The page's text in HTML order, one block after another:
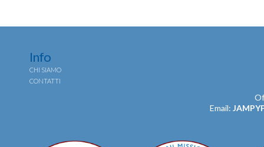
Info
CHI SIAMO
CONTATTI
Email: